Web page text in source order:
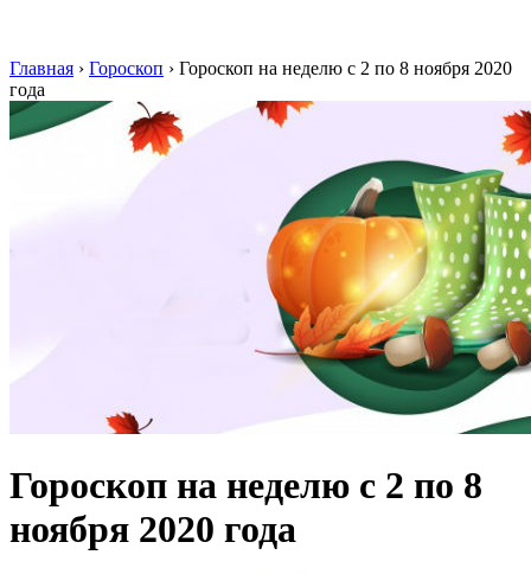
Главная › Гороскоп › Гороскоп на неделю с 2 по 8 ноября 2020
года
Гороскоп на неделю с 2 по 8
ноября 2020 года